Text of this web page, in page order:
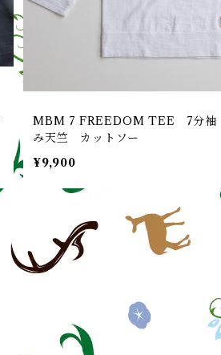
MBM 7 FREEDOM TEE 7分
み天竺 カットソー
¥9,900